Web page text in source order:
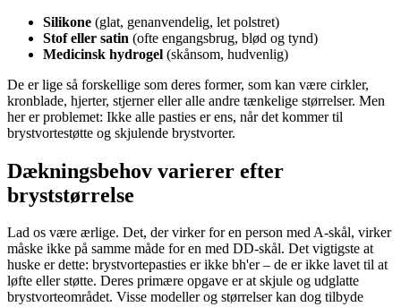
Silikone (glat, genanvendelig, let polstret)
Stof eller satin (ofte engangsbrug, blød og tynd)
Medicinsk hydrogel (skånsom, hudvenlig)
De er lige så forskellige som deres former, som kan være cirkler,
kronblade, hjerter, stjerner eller alle andre tænkelige størrelser. Men
her er problemet: Ikke alle pasties er ens, når det kommer til
brystvortestøtte og skjulende brystvorter.
Dækningsbehov varierer efter
bryststørrelse
Lad os være ærlige. Det, der virker for en person med A-skål, virker
måske ikke på samme måde for en med DD-skål. Det vigtigste at
huske er dette: brystvortepasties er ikke bh'er – de er ikke lavet til at
løfte eller støtte. Deres primære opgave er at skjule og udglatte
brystvorteområdet. Visse modeller og størrelser kan dog tilbyde